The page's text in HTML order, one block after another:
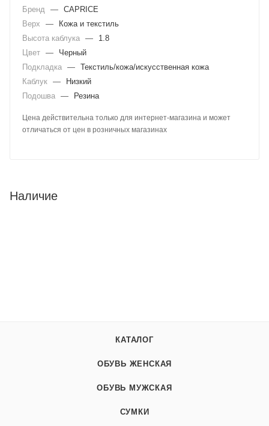
Бренд
— CAPRICE
Верх
—
Кожа и текстиль
Высота каблука —
1.8
Цвет —
Черный
Подкладка — Текстиль/кожа/искусственная кожа
Каблук —
Низкий
Подошва — Резина
Цена действительна только для интернет-магазина и может
отличаться от цен в розничных магазинах
Наличие
КАТАЛОГ
ОБУВЬ ЖЕНСКАЯ
ОБУВЬ МУЖСКАЯ
СУМКИ